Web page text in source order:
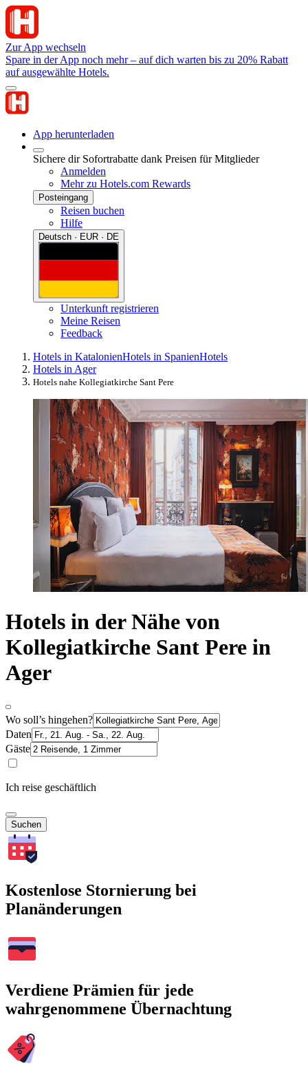
Zur App wechseln
Spare in der App noch mehr – auf dich warten bis zu 20% Rabatt
auf ausgewählte Hotels.
App herunterladen
Sichere dir Sofortrabatte dank Preisen für Mitglieder
Anmelden
Mehr zu Hotels.com Rewards
Posteingang
Reisen buchen
Hilfe
Deutsch · EUR · DE
Unterkunft registrieren
Meine Reisen
Feedback
Hotels in KatalonienHotels in SpanienHotels
Hotels in Ager
Hotels nahe Kollegiatkirche Sant Pere
Hotels in der Nähe von
Kollegiatkirche Sant Pere in
Ager
Wo soll’s hingehen?
Daten
Gäste
Ich reise geschäftlich
Suchen
Kostenlose Stornierung bei
Planänderungen
Verdiene Prämien für jede
wahrgenommene Übernachtung